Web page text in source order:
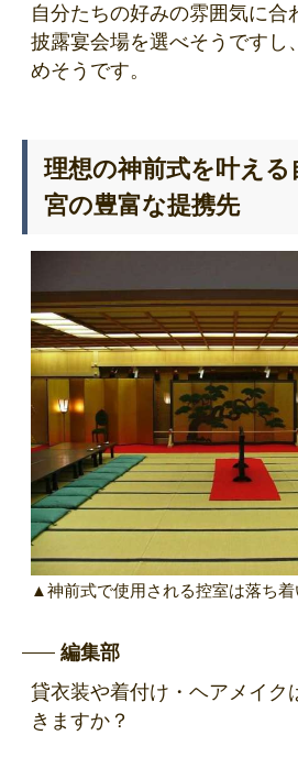
自分たちの好みの雰囲気に合
披露宴会場を選べそうですし
めそうです。
理想の神前式を叶える
宮の豊富な提携先
▲神前式で使用される控室は落ち着
編集部
貸衣装や着付け・ヘアメイク
きますか？